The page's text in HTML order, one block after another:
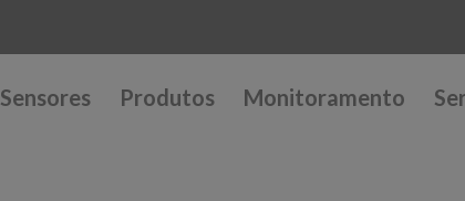
Sensores Produtos Monitoramento